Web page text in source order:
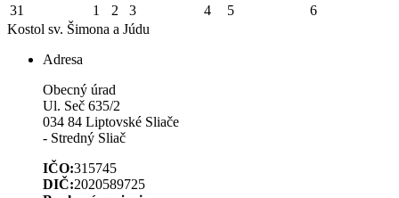
31
1 2 3 4 5
6
Kostol sv. Šimona a Júdu
Adresa
Obecný úrad
Ul. Seč 635/2
034 84 Liptovské Sliače
- Stredný Sliač
IČO:315745
DIČ:2020589725